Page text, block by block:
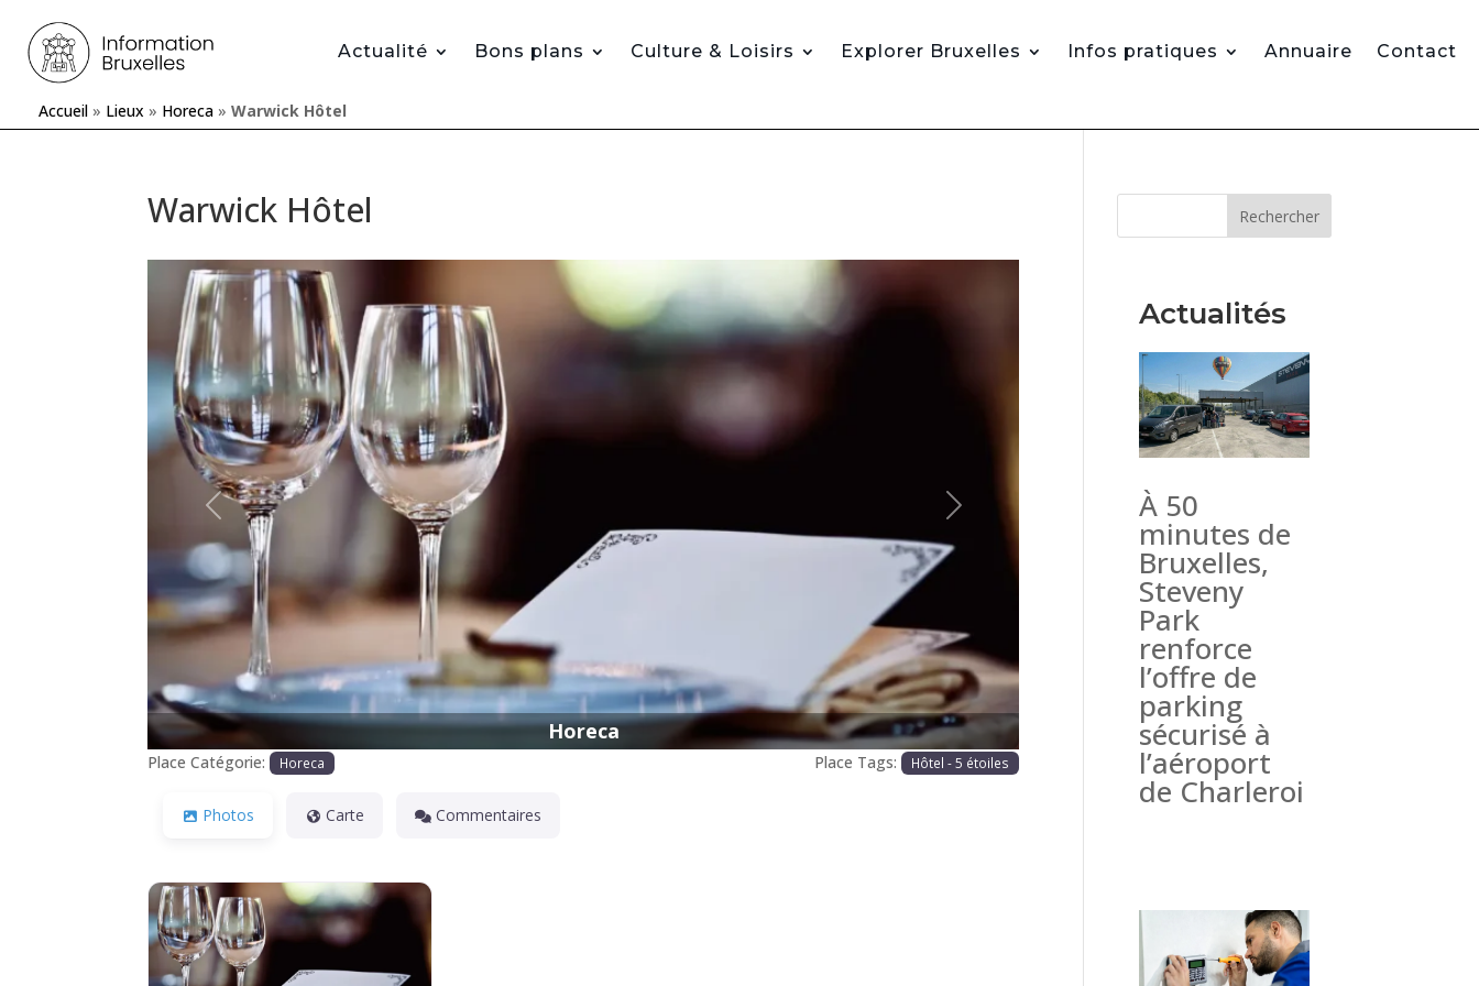
Actualité Bons plans Culture & Loisirs Explorer Bruxelles Infos pratiques Annuaire Contact
Accueil » Lieux » Horeca » Warwick Hôtel
Warwick Hôtel
Horeca
Précédente Prochaine
Place Catégorie: Horeca Place Tags: Hôtel - 5 étoiles
Photos Carte Commentaires
Rechercher
Actualités
À 50
minutes de
Bruxelles,
Steveny
Park
renforce
l’offre de
parking
sécurisé à
l’aéroport
de Charleroi